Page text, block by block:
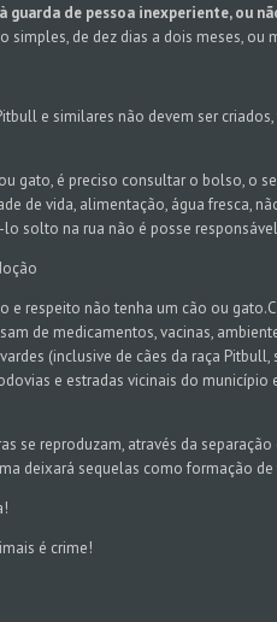
guarda de pessoa inexperiente, ou
simples, de dez dias a dois meses, ou
e similares não devem ser
gato, é preciso consultar o bolso, o
de vida, alimentação, água fresca,
solto na rua não é posse
e respeito não tenha um cão ou
de medicamentos, vacinas,
(inclusive de cães da raça
e estradas vicinais do município
se reproduzam, através da
deixará sequelas como formação de
é crime!